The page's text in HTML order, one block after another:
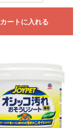
カートに入れる